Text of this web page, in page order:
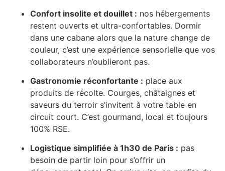
Confort insolite et douillet : nos hébergements
restent ouverts et ultra-confortables. Dormir
dans une cabane alors que la nature change de
couleur, c’est une expérience sensorielle que vos
collaborateurs n’oublieront pas.
Gastronomie réconfortante : place aux
produits de récolte. Courges, châtaignes et
saveurs du terroir s’invitent à votre table en
circuit court. C’est gourmand, local et toujours
100% RSE.
Logistique simplifiée à 1h30 de Paris : pas
besoin de partir loin pour s’offrir un